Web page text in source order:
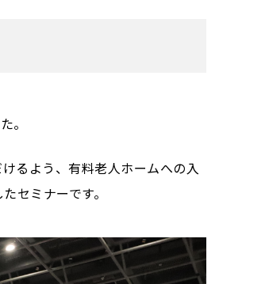
。
るよう、有料老人ホームへの入
セミナーです。